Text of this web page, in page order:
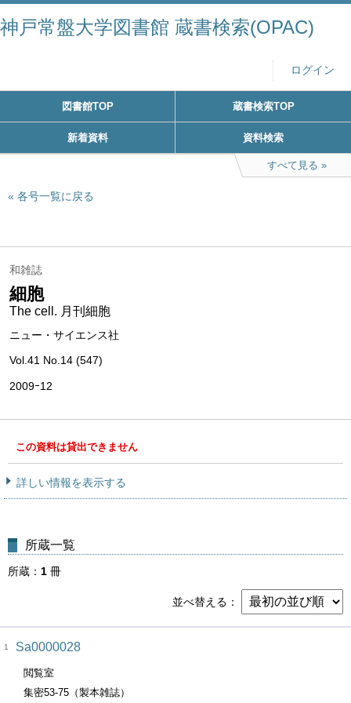
神戸常盤大学図書館 蔵書検索(OPAC)
ログイン
図書館TOP 蔵書検索TOP
新着資料 資料検索
すべて見る
各号一覧に戻る
和雑誌
細胞
The cell. 月刊細胞
ニュー・サイエンス社
Vol.41 No.14 (547)
2009ｰ12
この資料は貸出できません
詳しい情報を表示する
所蔵一覧
所蔵 1 冊
並べ替える
1 Sa0000028
閲覧室
集密53-75（製本雑誌）